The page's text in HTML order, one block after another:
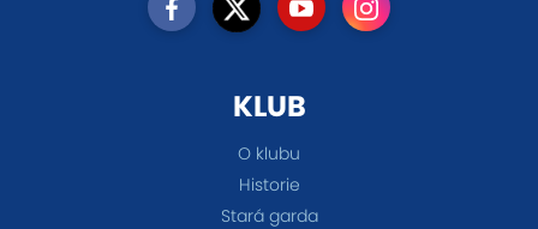
KLUB
O klubu
Historie
Stará garda